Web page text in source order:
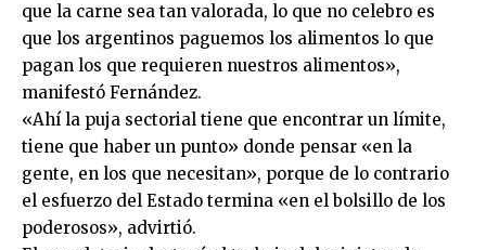
que la carne sea tan valorada, lo que no celebro es
que los argentinos paguemos los alimentos lo que
pagan los que requieren nuestros alimentos»,
manifestó Fernández.
«Ahí la puja sectorial tiene que encontrar un límite,
tiene que haber un punto» donde pensar «en la
gente, en los que necesitan», porque de lo contrario
el esfuerzo del Estado termina «en el bolsillo de los
poderosos», advirtió.